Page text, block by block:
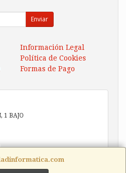
Enviar
Información Legal
Política de Cookies
Formas de Pago
1 BAJO